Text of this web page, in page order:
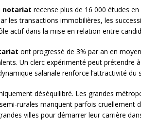
notariat recense plus de 16 000 études
les transactions immobilières, les
actif dans la mise en relation entre
ont progressé de 3% par an en
Un clerc expérimenté peut
salariale renforce l’attractivité
déséquilibré. Les grandes
rurales manquent parfois
villes pour démarrer leur carrière